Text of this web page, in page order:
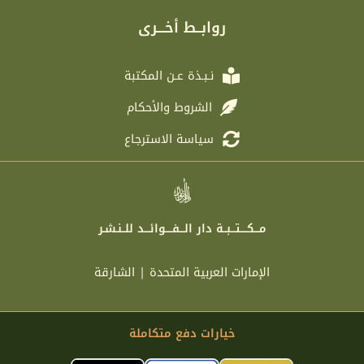
a
b
o
k
t
r
g
روابــط أخـــرى
نـبـذة عـن المكتبة
الشروط والأحكام
سياسة الاسترجاع
مـــكــــتـــبــة دار الـــفــــوائـــد للــنـشـر
الإمارات العربية المتحدة | الشارقة
خيارات دفع متكاملة